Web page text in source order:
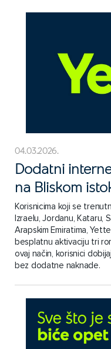
04.03.2026.
Dodatni
na Bliskom
Korisnicima koji se
Izraelu, Jordanu, Kataru,
Arapskim Emiratima,
besplatnu aktivaciju tri
ovaj način, korisnici
bez dodatne naknade.